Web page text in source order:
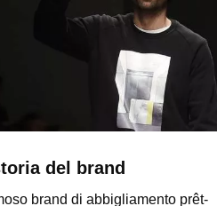
del brand
brand di abbigliamento prêt-